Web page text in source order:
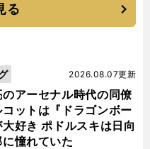
る
アーセナル時代の同僚
コットは『ドラゴンボー
好き ポドルスキは日向
憧れていた
2026.08.07更新